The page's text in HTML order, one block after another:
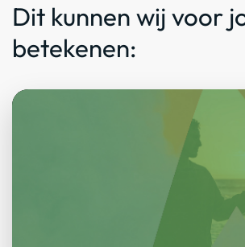
Dit kunnen wij voor
betekenen: